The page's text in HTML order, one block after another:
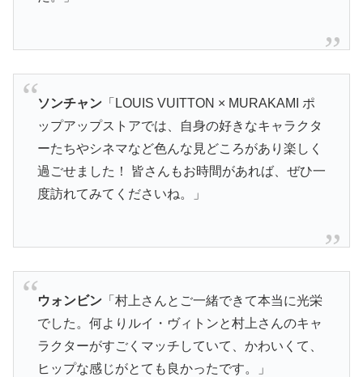
ソンチャン「LOUIS VUITTON × MURAKAMI ポ
ップアップストアでは、自身の好きなキャラクタ
ーたちやシネマなど色んな見どころがあり楽しく
過ごせました！ 皆さんもお時間があれば、ぜひ一
度訪れてみてくださいね。」
ウォンビン「村上さんとご一緒できて本当に光栄
でした。何よりルイ・ヴィトンと村上さんのキャ
ラクターがすごくマッチしていて、かわいくて、
ヒップな感じがとても良かったです。」